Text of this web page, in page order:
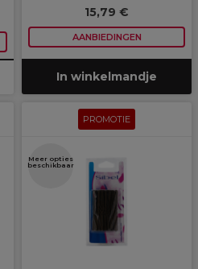
15,79 €
AANBIEDINGEN
In winkelmandje
PROMOTIE
Meer opties
beschikbaar